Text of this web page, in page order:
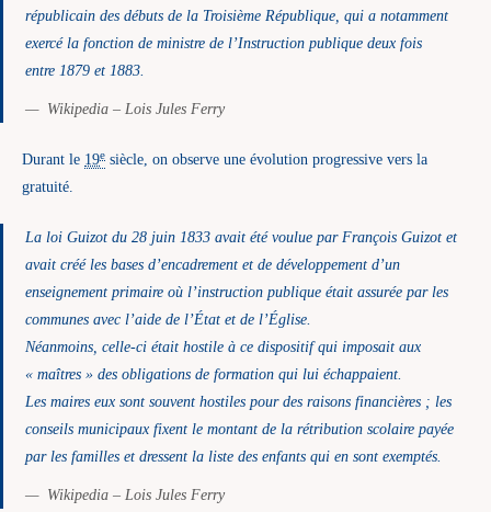
républicain des débuts de la Troisième République, qui a notamment
exercé la fonction de ministre de l’Instruction publique deux fois
entre 1879 et 1883.
Wikipedia – Lois Jules Ferry
Durant le 19e siècle, on observe une évolution progressive vers la
gratuité.
La loi Guizot du 28 juin 1833 avait été voulue par François Guizot et
avait créé les bases d’encadrement et de développement d’un
enseignement primaire où l’instruction publique était assurée par les
communes avec l’aide de l’État et de l’Église.
Néanmoins, celle-ci était hostile à ce dispositif qui imposait aux
« maîtres » des obligations de formation qui lui échappaient.
Les maires eux sont souvent hostiles pour des raisons financières ; les
conseils municipaux fixent le montant de la rétribution scolaire payée
par les familles et dressent la liste des enfants qui en sont exemptés.
Wikipedia – Lois Jules Ferry